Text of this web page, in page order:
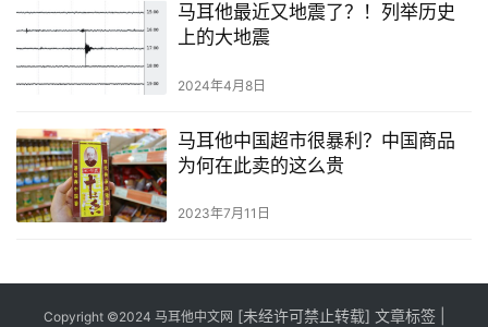
马耳他最近又地震了？！列举历史
上的大地震
2024年4月8日
马耳他中国超市很暴利？中国商品
为何在此卖的这么贵
2023年7月11日
Copyright ©2024 马耳他中文网 [未经许可禁止转载] 文章标签|